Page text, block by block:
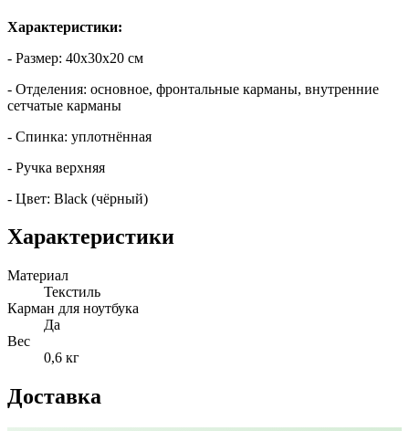
Характеристики:
- Размер: 40x30x20 см
- Отделения: основное, фронтальные карманы, внутренние
сетчатые карманы
- Спинка: уплотнённая
- Ручка верхняя
- Цвет: Black (чёрный)
Характеристики
Материал
Текстиль
Карман для ноутбука
Да
Вес
0,6 кг
Доставка